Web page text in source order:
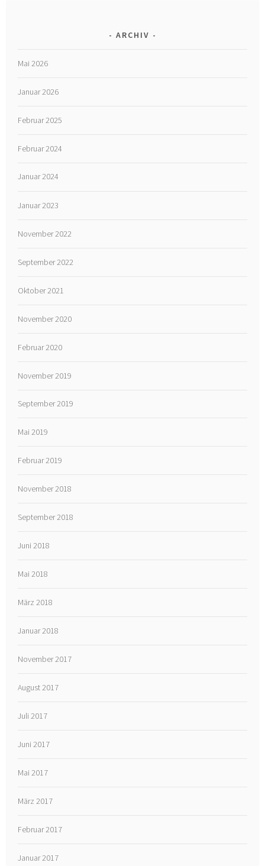
ARCHIV
Mai 2026
Januar 2026
Februar 2025
Februar 2024
Januar 2024
Januar 2023
November 2022
September 2022
Oktober 2021
November 2020
Februar 2020
November 2019
September 2019
Mai 2019
Februar 2019
November 2018
September 2018
Juni 2018
Mai 2018
März 2018
Januar 2018
November 2017
August 2017
Juli 2017
Juni 2017
Mai 2017
März 2017
Februar 2017
Januar 2017